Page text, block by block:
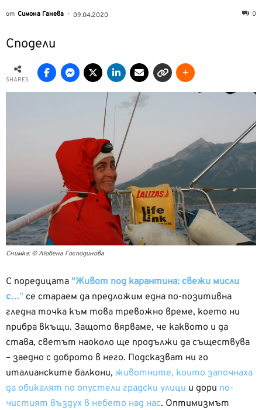
от Симона Ганева - 09.04.2020 0
Сподели
SHARES
Снимка: © Любена Господинова
С поредицата “Живот под карантина: свежи мисли
с…” се стараем да предложим една по-позитивна
гледна точка към това тревожно време, което ни
прибра вкъщи. Защото вярваме, че каквото и да
става, светът наоколо ще продължи да съществува
– заедно с доброто в него. Подсказват ни го
италианските балкони, животните, които започнаха
да обикалят по опустели градски улици и дори по-
чистият въздух в небето над нас. Оптимизмът